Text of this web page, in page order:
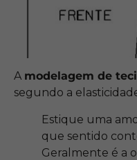
A modelagem de
segundo a
Estique uma
que sentido
Geralmente é a